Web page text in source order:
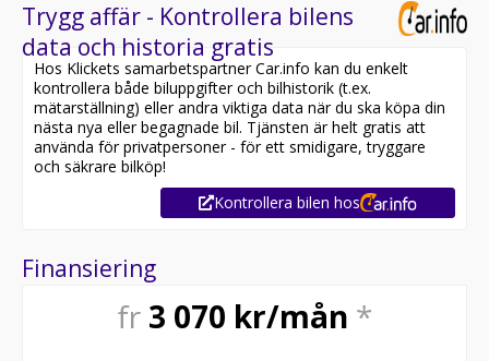
Trygg affär - Kontrollera bilens
data och historia gratis
Hos Klickets samarbetspartner Car.info kan du enkelt
kontrollera både biluppgifter och bilhistorik (t.ex.
mätarställning) eller andra viktiga data när du ska köpa din
nästa nya eller begagnade bil. Tjänsten är helt gratis att
använda för privatpersoner - för ett smidigare, tryggare
och säkrare bilköp!
Kontrollera bilen hos
Finansiering
fr 3 070 kr/mån *